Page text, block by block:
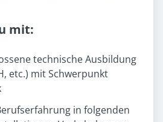
mit:
technische Ausbildung
etc.) mit Schwerpunkt
in folgenden